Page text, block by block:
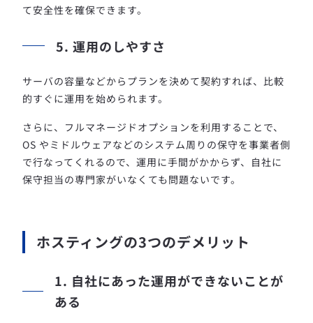
て安全性を確保できます。
5. 運用のしやすさ
サーバの容量などからプランを決めて契約すれば、比較
的すぐに運用を始められます。
さらに、フルマネージドオプションを利用することで、
OS やミドルウェアなどのシステム周りの保守を事業者側
で行なってくれるので、運用に手間がかからず、自社に
保守担当の専門家がいなくても問題ないです。
ホスティングの3つのデメリット
1. 自社にあった運用ができないことが
ある